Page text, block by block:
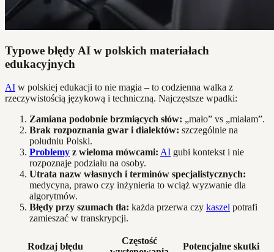
Typowe błędy AI w polskich materiałach
edukacyjnych
AI w polskiej edukacji to nie magia – to codzienna walka z
rzeczywistością językową i techniczną. Najczęstsze wpadki:
Zamiana podobnie brzmiących słów: „mało” vs „miałam”.
Brak rozpoznania gwar i dialektów: szczególnie na
południu Polski.
Problemy z wieloma mówcami: AI gubi kontekst i nie
rozpoznaje podziału na osoby.
Utrata nazw własnych i terminów specjalistycznych:
medycyna, prawo czy inżynieria to wciąż wyzwanie dla
algorytmów.
Błędy przy szumach tła: każda przerwa czy kaszel potrafi
zamieszać w transkrypcji.
Rodzaj błędu
Częstość
Potencjalne skutki